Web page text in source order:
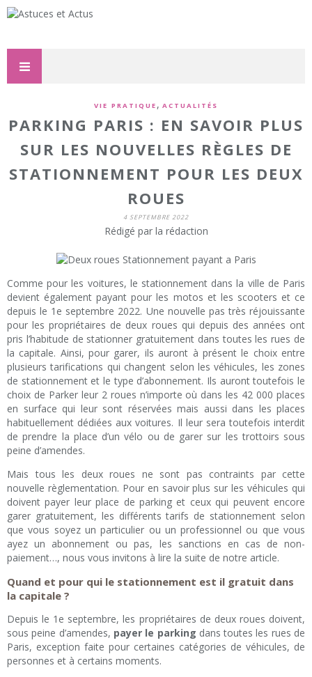
VIE PRATIQUE , ACTUALITÉS
PARKING PARIS : EN SAVOIR PLUS
SUR LES NOUVELLES RÈGLES DE
STATIONNEMENT POUR LES DEUX
ROUES
4 SEPTEMBRE 2022
Rédigé par la rédaction
Comme pour les voitures, le stationnement dans la ville de Paris
devient également payant pour les motos et les scooters et ce
depuis le 1e septembre 2022. Une nouvelle pas très réjouissante
pour les propriétaires de deux roues qui depuis des années ont
pris l’habitude de stationner gratuitement dans toutes les rues de
la capitale. Ainsi, pour garer, ils auront à présent le choix entre
plusieurs tarifications qui changent selon les véhicules, les zones
de stationnement et le type d’abonnement. Ils auront toutefois le
choix de Parker leur 2 roues n’importe où dans les 42 000 places
en surface qui leur sont réservées mais aussi dans les places
habituellement dédiées aux voitures. Il leur sera toutefois interdit
de prendre la place d’un vélo ou de garer sur les trottoirs sous
peine d’amendes.
Mais tous les deux roues ne sont pas contraints par cette
nouvelle règlementation. Pour en savoir plus sur les véhicules qui
doivent payer leur place de parking et ceux qui peuvent encore
garer gratuitement, les différents tarifs de stationnement selon
que vous soyez un particulier ou un professionnel ou que vous
ayez un abonnement ou pas, les sanctions en cas de non-
paiement…, nous vous invitons à lire la suite de notre article.
Quand et pour qui le stationnement est il gratuit dans
la capitale ?
Depuis le 1e septembre, les propriétaires de deux roues doivent,
sous peine d’amendes, payer le parking dans toutes les rues de
Paris, exception faite pour certaines catégories de véhicules, de
personnes et à certains moments.